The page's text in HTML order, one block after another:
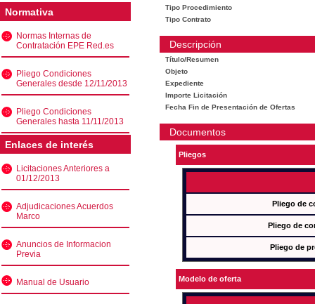
Normativa
Normas Internas de
Contratación EPE Red.es
Pliego Condiciones
Generales desde 12/11/2013
Pliego Condiciones
Generales hasta 11/11/2013
Enlaces de interés
Licitaciones Anteriores a
01/12/2013
Adjudicaciones Acuerdos
Marco
Anuncios de Informacion
Previa
Manual de Usuario
Tipo Procedimiento
Tipo Contrato
Descripción
Título/Resumen
Objeto
Expediente
Importe Licitación
Fecha Fin de Presentación de Ofertas
Documentos
Pliegos
Pliego de
Pliego de
Pliego de
Modelo de oferta